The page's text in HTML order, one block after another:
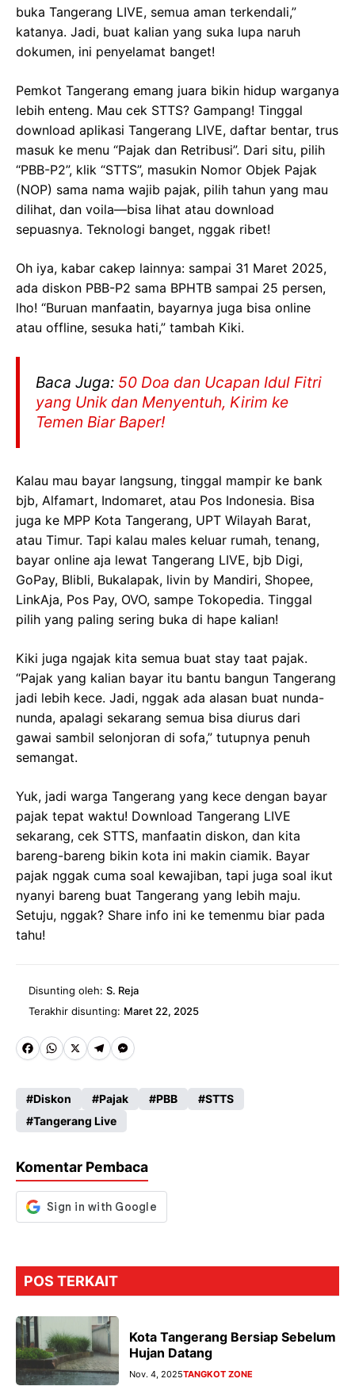
buka Tangerang LIVE, semua aman terkendali,”
katanya. Jadi, buat kalian yang suka lupa naruh
dokumen, ini penyelamat banget!
Pemkot Tangerang emang juara bikin hidup warganya
lebih enteng. Mau cek STTS? Gampang! Tinggal
download aplikasi Tangerang LIVE, daftar bentar, trus
masuk ke menu “Pajak dan Retribusi”. Dari situ, pilih
“PBB-P2”, klik “STTS”, masukin Nomor Objek Pajak
(NOP) sama nama wajib pajak, pilih tahun yang mau
dilihat, dan voila—bisa lihat atau download
sepuasnya. Teknologi banget, nggak ribet!
Oh iya, kabar cakep lainnya: sampai 31 Maret 2025,
ada diskon PBB-P2 sama BPHTB sampai 25 persen,
lho! “Buruan manfaatin, bayarnya juga bisa online
atau offline, sesuka hati,” tambah Kiki.
Baca Juga: 50 Doa dan Ucapan Idul Fitri
yang Unik dan Menyentuh, Kirim ke
Temen Biar Baper!
Kalau mau bayar langsung, tinggal mampir ke bank
bjb, Alfamart, Indomaret, atau Pos Indonesia. Bisa
juga ke MPP Kota Tangerang, UPT Wilayah Barat,
atau Timur. Tapi kalau males keluar rumah, tenang,
bayar online aja lewat Tangerang LIVE, bjb Digi,
GoPay, Blibli, Bukalapak, livin by Mandiri, Shopee,
LinkAja, Pos Pay, OVO, sampe Tokopedia. Tinggal
pilih yang paling sering buka di hape kalian!
Kiki juga ngajak kita semua buat stay taat pajak.
“Pajak yang kalian bayar itu bantu bangun Tangerang
jadi lebih kece. Jadi, nggak ada alasan buat nunda-
nunda, apalagi sekarang semua bisa diurus dari
gawai sambil selonjoran di sofa,” tutupnya penuh
semangat.
Yuk, jadi warga Tangerang yang kece dengan bayar
pajak tepat waktu! Download Tangerang LIVE
sekarang, cek STTS, manfaatin diskon, dan kita
bareng-bareng bikin kota ini makin ciamik. Bayar
pajak nggak cuma soal kewajiban, tapi juga soal ikut
nyanyi bareng buat Tangerang yang lebih maju.
Setuju, nggak? Share info ini ke temenmu biar pada
tahu!
Disunting oleh: S. Reja
Terakhir disunting: Maret 22, 2025
Fa
b
o
k
W
ts
A
p
X
Te
gr
a
M
se
n
er
Diskon Pajak PBB
STTS
Tangerang Live
Komentar Pembaca
POS TERKAIT
Kota Tangerang Bersiap Sebelum
Hujan Datang
Nov. 4, 2025TANGKOT ZONE